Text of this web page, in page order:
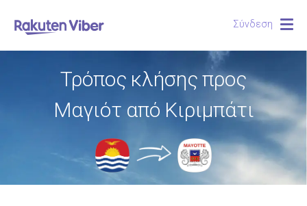
Σύνδεση
Τρόπος κλήσης προς
Μαγιότ από Κιριμπάτι